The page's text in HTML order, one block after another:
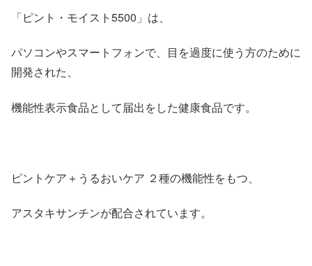
「ピント・モイスト5500」は、
パソコンやスマートフォンで、目を過度に使う方のために
開発された、
機能性表示食品として届出をした健康食品です。
ピントケア＋うるおいケア ２種の機能性をもつ、
アスタキサンチンが配合されています。